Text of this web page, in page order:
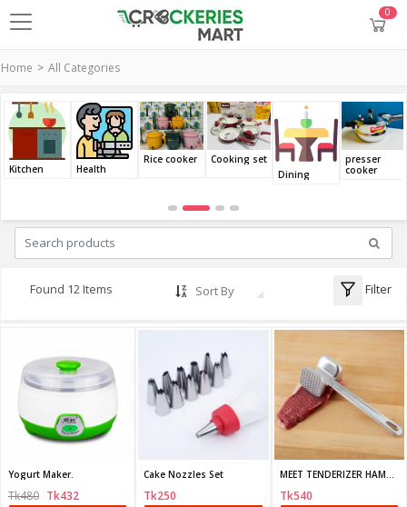
0
Home All Categories
Kitchen Health
Rice cooker
Cooking set
Dining
presser
cooker
Found 12 Items Sort By Filter
Yogurt Maker.
Tk480 Tk432
Cake Nozzles Set
Tk250
MEET TENDERIZER HAMMER
Tk540